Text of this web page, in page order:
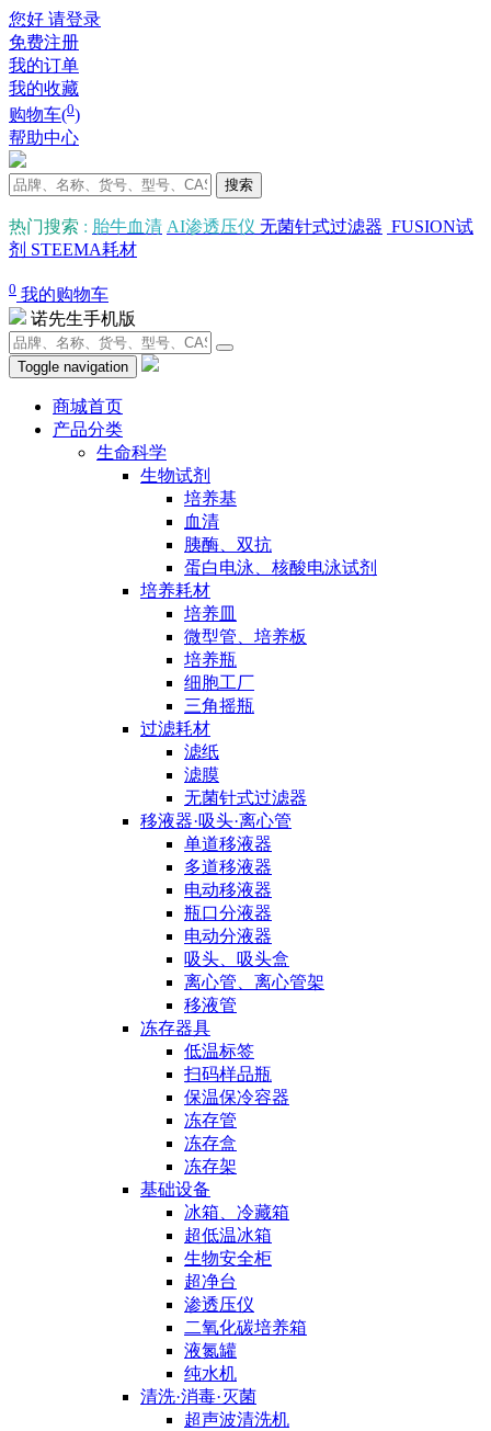
您好 请登录
免费注册
我的订单
我的收藏
购物车(0)
帮助中心
搜索
热门搜索 : 胎牛血清 AI渗透压仪 无菌针式过滤器 FUSION试
剂 STEEMA耗材
0 我的购物车
诺先生手机版
Toggle navigation
商城首页
产品分类
生命科学
生物试剂
培养基
血清
胰酶、双抗
蛋白电泳、核酸电泳试剂
培养耗材
培养皿
微型管、培养板
培养瓶
细胞工厂
三角摇瓶
过滤耗材
滤纸
滤膜
无菌针式过滤器
移液器·吸头·离心管
单道移液器
多道移液器
电动移液器
瓶口分液器
电动分液器
吸头、吸头盒
离心管、离心管架
移液管
冻存器具
低温标签
扫码样品瓶
保温保冷容器
冻存管
冻存盒
冻存架
基础设备
冰箱、冷藏箱
超低温冰箱
生物安全柜
超净台
渗透压仪
二氧化碳培养箱
液氮罐
纯水机
清洗·消毒·灭菌
超声波清洗机